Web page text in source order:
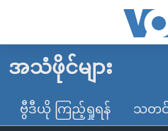
လွယ်ကူ
သည့်
မူလစာမျက်နှာ
မြန်မာ
ကမ္ဘာ့သတင်းများ
အသံဖိုင်များ
ဗွီဒီယို ကြည့်ရှုရန် သတင်